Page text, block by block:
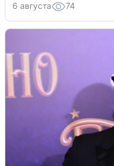
6 августа 74